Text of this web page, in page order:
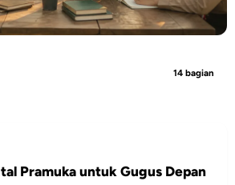
14 bagian
Pramuka untuk Gugus Depan